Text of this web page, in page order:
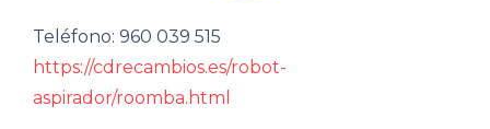
Teléfono: 960 039 515
https://cdrecambios.es/robot-
aspirador/roomba.html